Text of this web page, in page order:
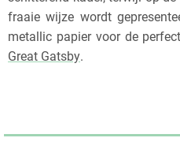
fraaie wijze wordt
metallic papier voor de
Great Gatsby.